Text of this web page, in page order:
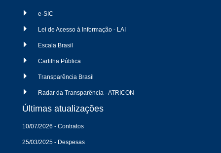
e-SIC
Lei de Acesso à Informação - LAI
Escala Brasil
Cartilha Pública
Transparência Brasil
Radar da Transparência - ATRICON
Últimas atualizações
10/07/2026 - Contratos
25/03/2025 - Despesas